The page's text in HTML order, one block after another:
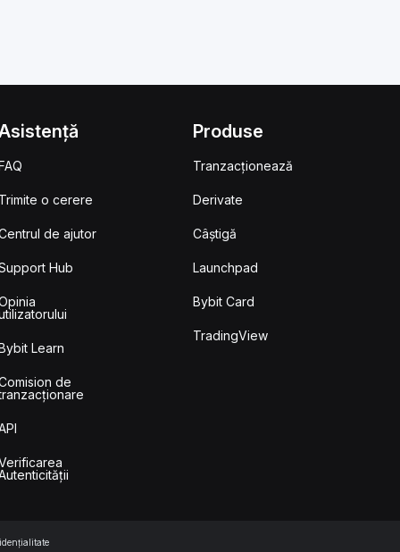
Trimite o cerere
de ajutor
Hub
Learn
de
Produse
Tranzacționează
Derivate
Câștigă
Launchpad
Bybit Card
TradingView